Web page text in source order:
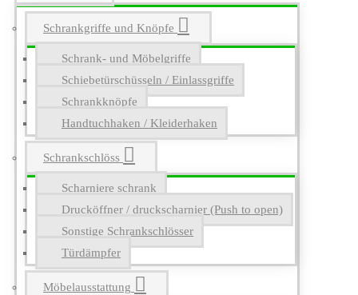
Schrankgriffe und Knöpfe
Schrank- und Möbelgriffe
Schiebetürschüsseln / Einlassgriffe
Schrankknöpfe
Handtuchhaken / Kleiderhaken
Schrankschlöss
Scharniere schrank
Drucköffner / druckscharnier (Push to open)
Sonstige Schrankschlösser
Türdämpfer
Möbelausstattung